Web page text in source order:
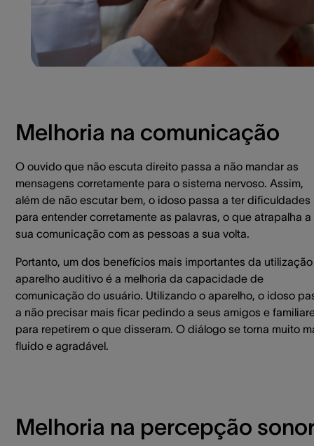
Melhoria na comunicação
O ouvido que não escuta direito passa a não mandar as
mensagens corretamente para o sistema nervoso. Assim,
além de não escutar bem, o idoso passa a ter dificuldades
para entender corretamente as palavras, o que atrapalha a
sua comunicação com as pessoas a sua volta.
Portanto, um dos benefícios mais importantes da
aparelho auditivo é a melhoria da capacidade de
comunicação do usuário. Utilizando o aparelho, o idoso
a não precisar mais ficar pedindo a seus amigos e
para repetirem o que disseram. O diálogo se torna muito
fluido e agradável.
Melhoria na percepção